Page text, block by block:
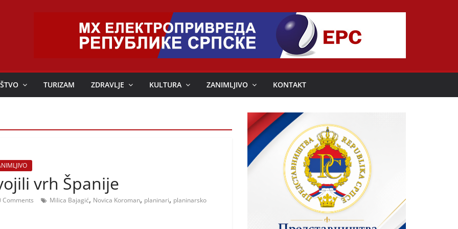
TURIZAM ZDRAVLJE KULTURA ZANIMLJIVO KONTAKT
vrh Španije
Comments Milica Bajagić, Novica Koroman, planinari, planinarsko